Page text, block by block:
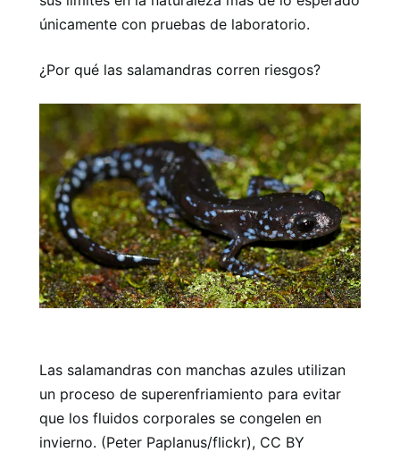
únicamente con pruebas de laboratorio.
¿Por qué las salamandras corren riesgos?
Las salamandras con manchas azules utilizan
un proceso de superenfriamiento para evitar
que los fluidos corporales se congelen en
invierno. (Peter Paplanus/flickr), CC BY